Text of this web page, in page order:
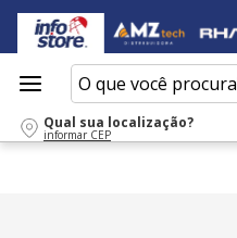
O que você procura?
Qual sua localização?
informar CEP